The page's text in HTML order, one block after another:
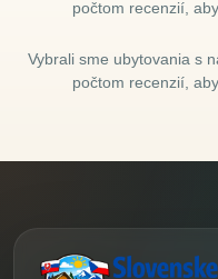
počtom recenzií,
Vybrali sme ubytovania s
počtom recenzií,